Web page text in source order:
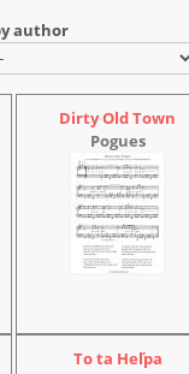
author
Dirty Old Town
Pogues
To ta Heľpa